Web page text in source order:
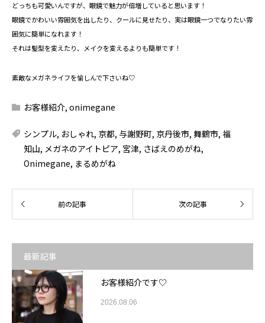
どっちも可愛いんですが、眼鏡で魅力が倍増していると思います！
眼鏡でかわいい雰囲気を出したり、クールに見せたり、実は眼鏡一つでなりたい雰
囲気に簡単になれます！
それは髪型を変えたり、メイクを変えるよりも簡単です！
素敵なメガネライフを愉しんで下さいね♡
お客様紹介, onimegane
シンプル, おしゃれ, 京都, 与謝野町, 京丹後市, 舞鶴市, 福
知山, メガネのアイトピア, 宮津, さばえのめがね,
Onimegane, まるめがね
最新記事
お客様紹介です♡
2026.08.06